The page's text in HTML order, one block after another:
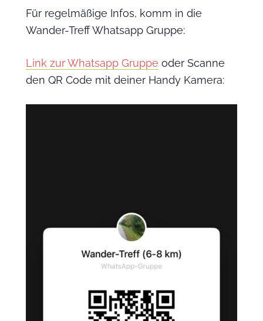
Für regelmäßige Infos, komm in die
Wander-Treff Whatsapp Gruppe:
Link zur Whatsapp Gruppe oder Scanne
den QR Code mit deiner Handy Kamera: